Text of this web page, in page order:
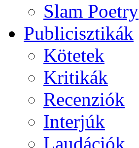
Slam Poetry
Publicisztikák
Kötetek
Kritikák
Recenziók
Interjúk
Laudációk